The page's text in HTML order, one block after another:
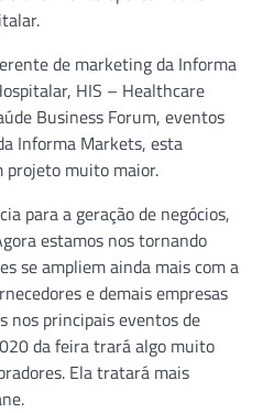
de marketing da Informa
HIS – Healthcare
Business Forum, eventos
Informa Markets, esta
projeto muito maior.
para a geração de negócios,
estamos nos tornando
se ampliem ainda mais com a
e demais empresas
nos principais eventos de
da feira trará algo muito
Ela tratará mais